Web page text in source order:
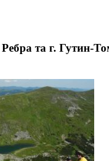
та г. Гутин-